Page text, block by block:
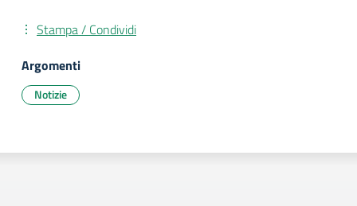
Stampa / Condividi
Argomenti
Notizie